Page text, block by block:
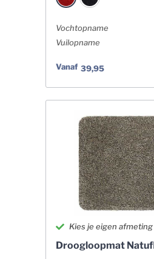
Vochtopname
Vuilopname
Vanaf 39,95
Kies je eigen afmeting
Droogloopmat